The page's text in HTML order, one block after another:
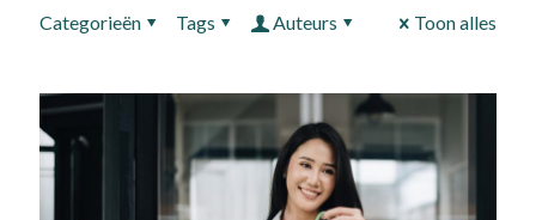
Categorieën Tags Auteurs Toon alles